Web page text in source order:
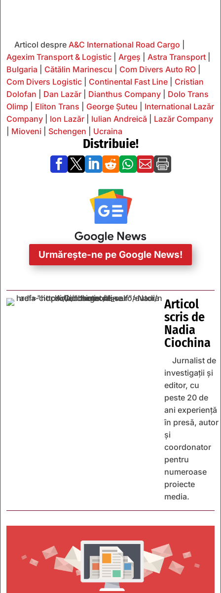
Articol despre A&C International Road Cargo
Agexim Transport & Logistic
Argeș Astra Transport
Bulgaria
Cătălin Marinescu Com Divers Auto RO
Com Divers Logistic
Continental Fast Line
Cristian
Dolofan
Dan Lazăr Dianthus Company
Dolo Trans
Olimp
Eliton Trans George Șuteu
International Lazăr
Company
Ion Lazăr Iulian Andreică
Lazăr Company
Mioveni Schengen Ucraina
Distribuie!
      
Urmărește-ne pe Google News!
Articol
scris de
Nadia
Ciochina
Jurnalist de
investigații și
editor, cu
peste 20 de
ani experiență
în presă, autor
și
coordonator
pentru
numeroase
proiecte
media.